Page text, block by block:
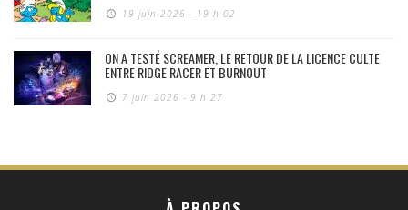
19 juin 2026 - 19 h 02
ON A TESTÉ SCREAMER, LE RETOUR DE LA LICENCE CULTE
ENTRE RIDGE RACER ET BURNOUT
7 juin 2026 - 9 h 27